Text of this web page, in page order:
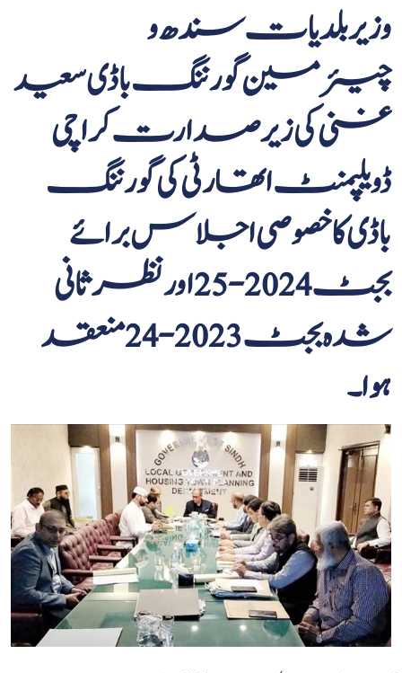
وزیر بلدیات سندھ و
چیئرمین گورننگ باڈی سعید
غنی کی زیر صدارت کراچی
ڈویلپمنٹ اتھارٹی کی گورننگ
باڈی کا خصوصی اجلاس برائے
بجٹ 2024-25 اور نظرثانی
شدہ بجٹ 2023-24 منعقد
ہوا۔